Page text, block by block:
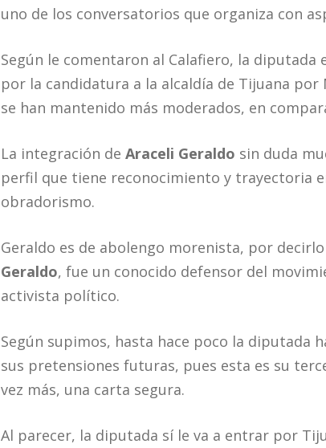
uno de los conversatorios que organiza con
Según le comentaron al Calafiero, la
por la candidatura a la alcaldía de Tijuana
se han mantenido más moderados, en
La integración de Araceli Geraldo sin duda
perfil que tiene reconocimiento y trayectoria
obradorismo.
Geraldo es de abolengo morenista, por
Geraldo, fue un conocido defensor del
activista político.
Según supimos, hasta hace poco la
sus pretensiones futuras, pues esta es su
vez más, una carta segura.
Al parecer, la diputada sí le va a entrar por